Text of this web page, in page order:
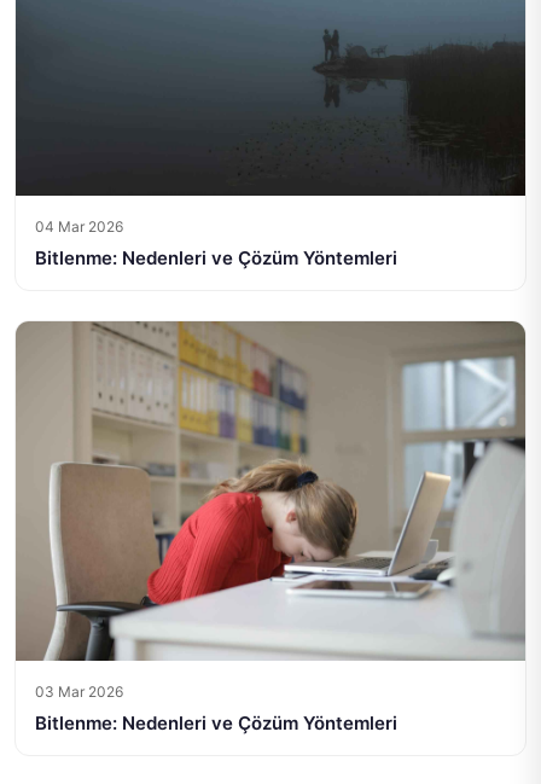
04 Mar 2026
Bitlenme: Nedenleri ve Çözüm Yöntemleri
03 Mar 2026
Bitlenme: Nedenleri ve Çözüm Yöntemleri